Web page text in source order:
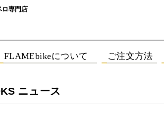
ロ専門店
ニュース